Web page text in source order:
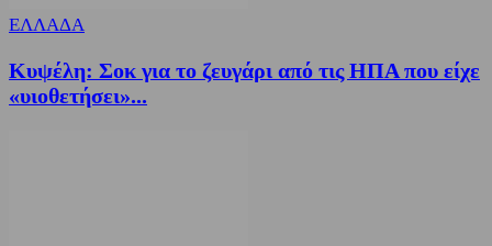
ΕΛΛΑΔΑ
Κυψέλη: Σοκ για το ζευγάρι από τις ΗΠΑ που είχε
«υιοθετήσει»...